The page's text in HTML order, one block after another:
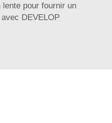
pour fournir un
DEVELOP